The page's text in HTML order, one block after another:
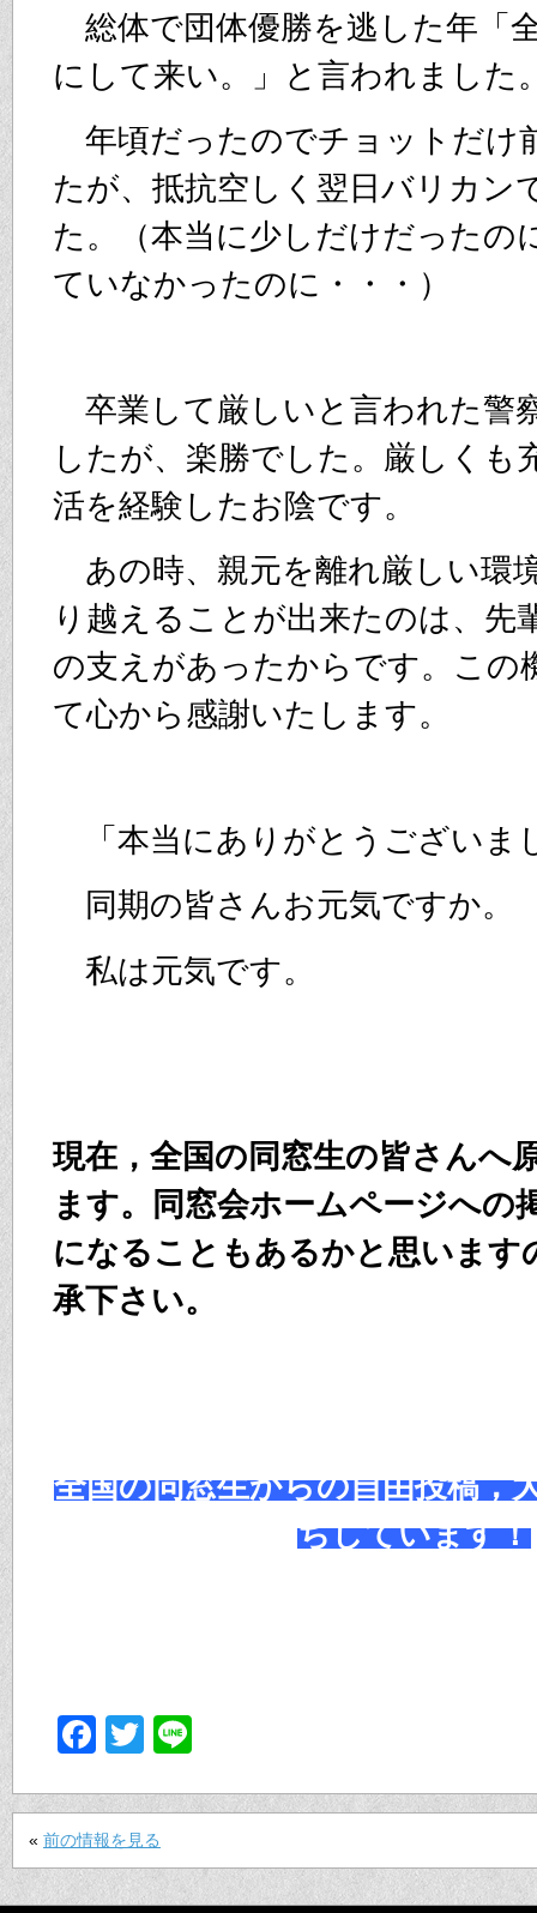
総体で団体優勝を逃した年「
にして来い。」と言われました
年頃だったのでチョットだけ
たが、抵抗空しく翌日バリカン
た。（本当に少しだけだったの
ていなかったのに・・・）
卒業して厳しいと言われた警
したが、楽勝でした。厳しくも
活を経験したお陰です。
あの時、親元を離れ厳しい環
り越えることが出来たのは、先
の支えがあったからです。この
て心から感謝いたします。
「本当にありがとうございま
同期の皆さんお元気ですか。
私は元気です。
現在，全国の同窓生の皆さんへ
ます。同窓会ホームページへの
になることもあるかと思います
承下さい。
全国の同窓生からの自由投稿，
ちしています！
Facebook
Twitter
« 前の情報を見る